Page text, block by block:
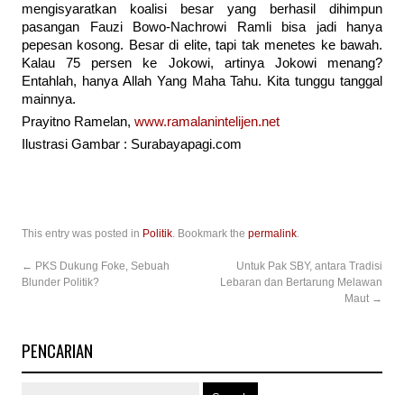
mengisyaratkan koalisi besar yang berhasil dihimpun
pasangan Fauzi Bowo-Nachrowi Ramli bisa jadi hanya
pepesan kosong. Besar di elite, tapi tak menetes ke bawah.
Kalau 75 persen ke Jokowi, artinya Jokowi menang?
Entahlah, hanya Allah Yang Maha Tahu. Kita tunggu tanggal
mainnya.
Prayitno Ramelan, www.ramalanintelijen.net
Ilustrasi Gambar : Surabayapagi.com
This entry was posted in Politik. Bookmark the permalink.
← PKS Dukung Foke, Sebuah
Blunder Politik?
Untuk Pak SBY, antara Tradisi
Lebaran dan Bertarung Melawan
Maut →
PENCARIAN